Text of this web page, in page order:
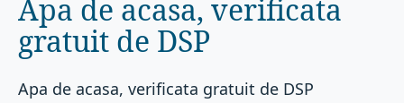
Apa de acasa, verificata
gratuit de DSP
Apa de acasa, verificata gratuit de DSP